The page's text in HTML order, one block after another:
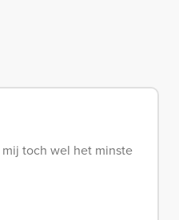
toch wel het minste